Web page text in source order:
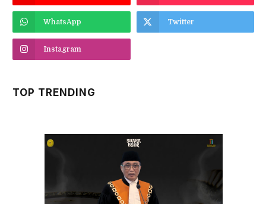
WhatsApp Twitter
Instagram
TOP TRENDING